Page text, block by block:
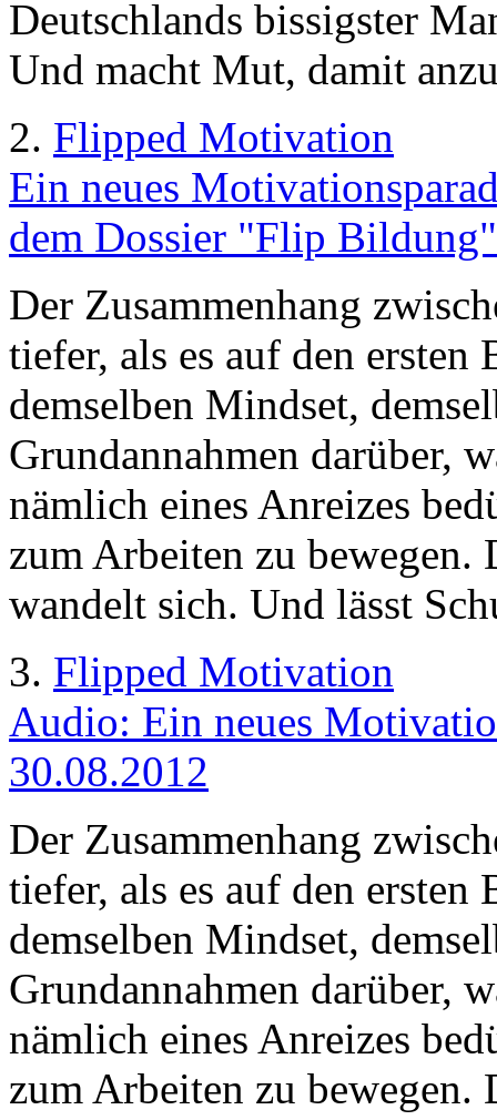
Deutschlands bissigster
Und macht Mut, damit
2. Flipped Motivation
Ein neues
dem Dossier "Flip
Der Zusammenhang
tiefer, als es auf den
demselben Mindset,
Grundannahmen darüber,
nämlich eines Anreizes
zum Arbeiten zu
wandelt sich. Und lässt
3. Flipped Motivation
Audio: Ein neues
30.08.2012
Der Zusammenhang
tiefer, als es auf den
demselben Mindset,
Grundannahmen darüber,
nämlich eines Anreizes
zum Arbeiten zu